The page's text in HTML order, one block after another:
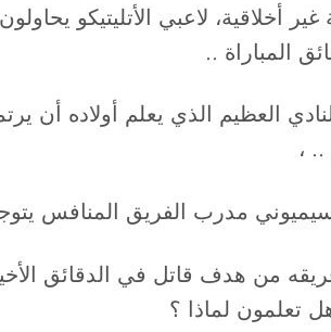
غير أخلاقية، لاعبي
المباراة ..
العظيم الذي يعلم أولاده أن
،
مدرب الفريق المنافس
من هدف قاتل في الدقائق
تعلمون لماذا ؟